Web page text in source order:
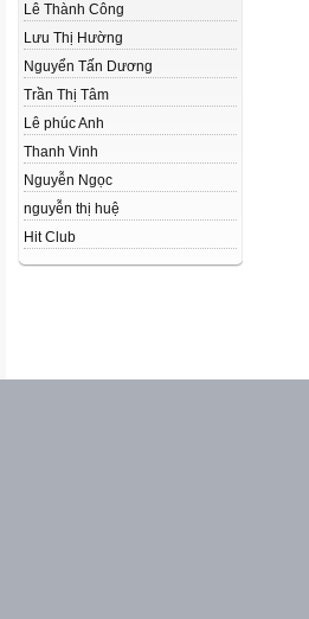
Lê Thành Công
Lưu Thị Hường
Nguyển Tấn Dương
Trần Thị Tâm
Lê phúc Anh
Thanh Vinh
Nguyễn Ngọc
nguyễn thị huệ
Hit Club